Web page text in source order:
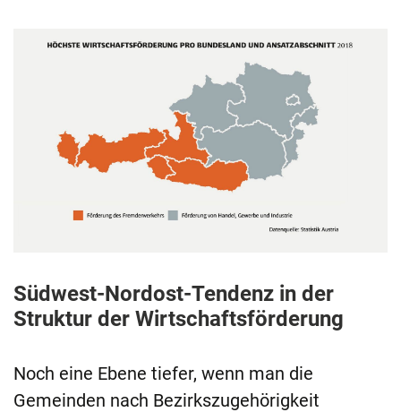
Südwest-Nordost-Tendenz in der
Struktur der Wirtschaftsförderung
Noch eine Ebene tiefer, wenn man die
Gemeinden nach Bezirkszugehörigkeit